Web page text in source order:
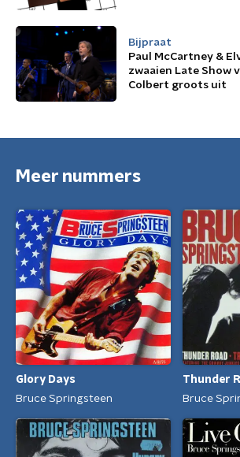
Bijpraat
Paul McCartney &
zwaaien Late Show
Colbert groots uit
Meer nummers
Glory Days
Bruce Springsteen
Thunder
Bruce